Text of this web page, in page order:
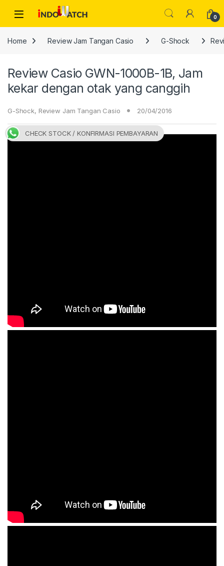
Open 0
Home Review Jam Tangan Casio G-Shock
Review Casio GWN-1000B-1B, Jam
kekar dengan otak yang canggih
G-Shock, Review Jam Tangan Casio 20/04/2016
CHECK STOCK / KONFIRMASI PEMBAYARAN